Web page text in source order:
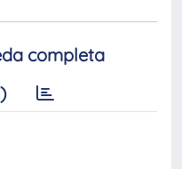
completa